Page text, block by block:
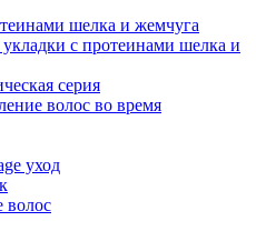
шелка и жемчуга
с протеинами шелка и
серия
волос во время
уход
волос